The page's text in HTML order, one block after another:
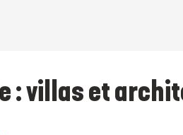
: villas et